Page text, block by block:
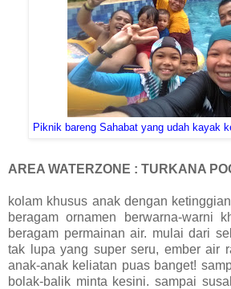
Piknik bareng Sahabat yang udah kayak
AREA WATERZONE : TURKANA
kolam khusus anak dengan
beragam ornamen berwarna-warni
beragam permainan air. mulai dari
tak lupa yang super seru, ember air
anak-anak keliatan puas banget!
bolak-balik minta kesini. sampai